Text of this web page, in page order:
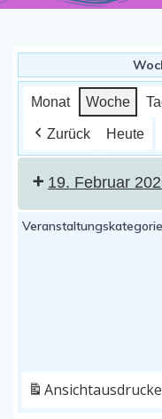
Monat Woche
Zurück Heute
19. Februar
Ansicht